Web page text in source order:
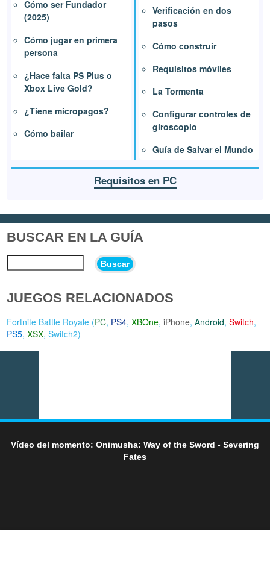
Cómo ser Fundador
(2025)
Cómo jugar en primera
persona
¿Hace falta PS Plus o
Xbox Live Gold?
¿Tiene micropagos?
Cómo bailar
Verificación en dos
pasos
Cómo construir
Requisitos móviles
La Tormenta
Configurar controles de
giroscopio
Guía de Salvar el Mundo
Requisitos en PC
BUSCAR EN LA GUÍA
Buscar
JUEGOS RELACIONADOS
Fortnite Battle Royale (PC, PS4,XBOne,iPhone,Android,Switch,
PS5,XSX,Switch2)
Vídeo del momento: Onimusha: Way of the Sword - Severing
Fates